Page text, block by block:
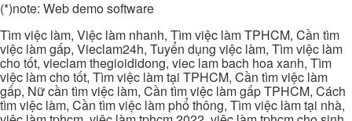
(*)note: Web demo software
Tìm việc làm, Việc làm nhanh, Tìm việc làm TPHCM, Cần tìm
việc làm gấp, Vieclam24h, Tuyển dụng việc làm, Tìm việc làm
cho tốt, vieclam thegioididong, viec lam bach hoa xanh, Tìm
việc làm cho tốt, Tìm việc làm tại TPHCM, Cần tìm việc làm
gấp, Nữ cần tìm việc làm, Cần tìm việc làm gấp TPHCM, Cách
tìm việc làm, Cần tìm việc làm phổ thông, Tìm việc làm tại nhà,